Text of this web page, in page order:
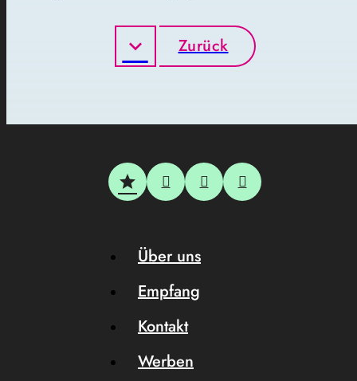
Zurück
Über uns
Empfang
Kontakt
Werben